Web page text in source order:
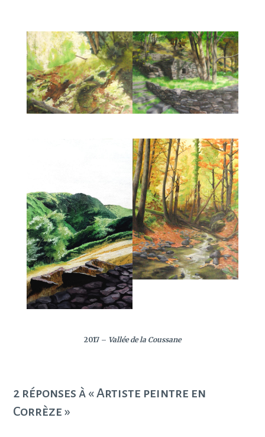
2017 – Vallée de la Coussane
2 réponses à « Artiste peintre en
Corrèze »